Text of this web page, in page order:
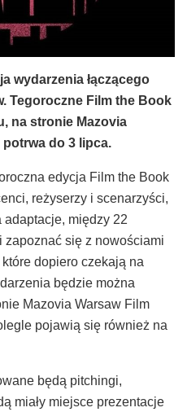
wydarzenia łączącego
Tegoroczne Film the Book
na stronie Mazovia
do 3 lipca.
edycja Film the Book
reżyserzy i scenarzyści,
adaptacje, między 22
się z nowościami
dopiero czekają na
będzie można
Mazovia Warsaw Film
pojawią się również na
będą pitchingi,
miały miejsce prezentacje